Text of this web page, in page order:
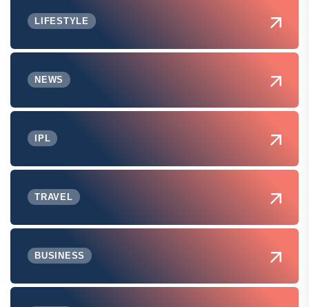
LIFESTYLE
NEWS
IPL
TRAVEL
BUSINESS